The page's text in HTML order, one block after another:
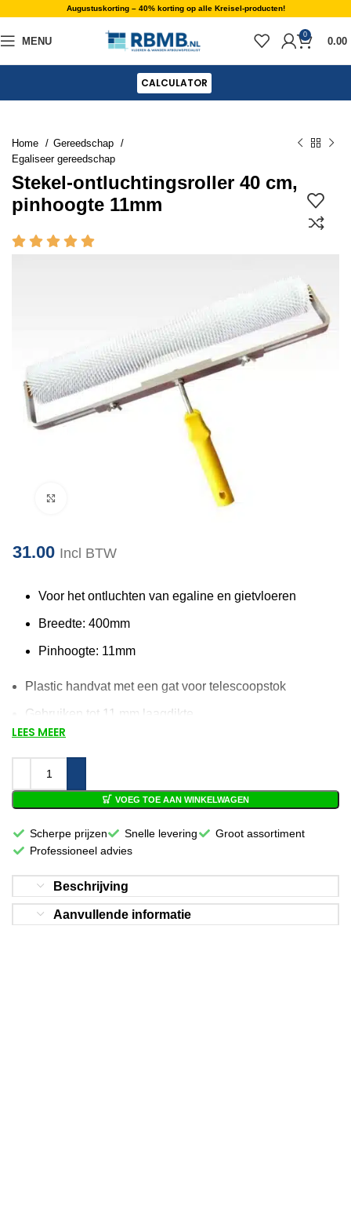
Augustuskorting – 40% korting op alle Kreisel-producten!
MENU
0
0.00
CALCULATOR
Home
Gereedschap
Egaliseer gereedschap
Stekel-ontluchtingsroller 40 cm,
pinhoogte 11mm
31.00 Incl BTW
Voor het ontluchten van egaline en gietvloeren
Breedte: 400mm
Pinhoogte: 11mm
Plastic handvat met een gat voor telescoopstok
Gebruiken tot 11 mm laagdikte
Met verstelbare rolhouder 40-70 cm
Voor 12:00 besteld, volgende werkdag in
huis!
LEES MEER
VOEG TOE AAN WINKELWAGEN
Scherpe prijzen Snelle levering
Groot assortiment
Professioneel advies
Beschrijving
Aanvullende informatie